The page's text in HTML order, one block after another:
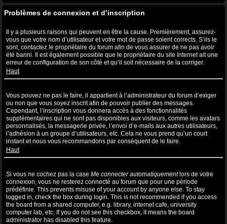
Problèmes de connexion et d’inscription
Il y a plusieurs raisons qui peuvent en être la cause. Premièrement, assurez-
vous que votre nom d’utilisateur et votre mot de passe soient corrects. S’ils le
sont, contactez le propriétaire du forum afin de vous assurer de ne pas avoir
été banni. Il est également possible que le propriétaire du site Internet ait une
erreur de configuration de son côté et qu’il soit nécessaire de la corriger.
Haut
Vous pouvez ne pas le faire, il appartient à l’administrateur du forum d’exiger
ou non que vous soyez inscrit afin de pouvoir publier des messages.
Cependant, l’inscription vous donnera accès à des fonctionnalités
supplémentaires qui ne sont pas disponibles aux visiteurs, comme les avatars
personnalisés, la messagerie privée, l’envoi d’e-mails aux autres utilisateurs,
l’adhésion à un groupe d’utilisateurs, etc. Cela ne vous prend qu’un court
instant et nous vous recommandons par conséquent de le faire.
Haut
Si vous ne cochez pas la case Me connecter automatiquementlors de votre
connexion, vous ne resterez connecté au forum que pour une période
prédéfinie. This prevents misuse of your account by anyone else. To stay
logged in, check the box during login. This is not recommended if you access
the board from a shared computer, e.g. library, internet cafe, university
computer lab, etc. If you do not see this checkbox, it means the board
administrator has disabled this feature.